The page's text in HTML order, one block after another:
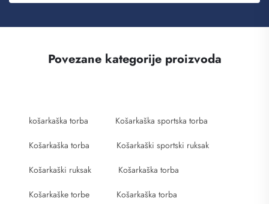
Povezane kategorije proizvoda
košarkaška torba Košarkaška sportska torba
Košarkaška torba Košarkaški sportski ruksak
Košarkaški ruksak Košarkaška torba
Košarkaške torbe Košarkaška torba